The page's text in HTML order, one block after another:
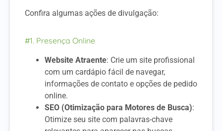
Confira algumas ações de divulgação:
#1. Presença Online
Website Atraente: Crie um site profissional
com um cardápio fácil de navegar,
informações de contato e opções de pedido
online.
SEO (Otimização para Motores de Busca):
Otimize seu site com palavras-chave